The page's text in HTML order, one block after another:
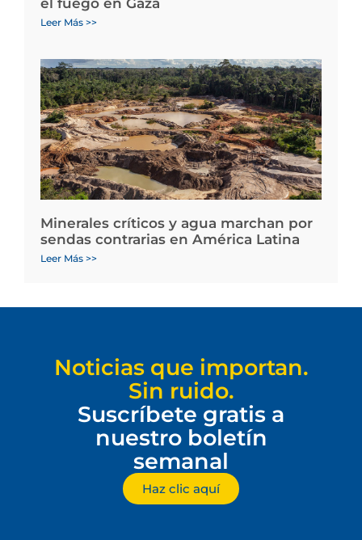
Leer Más >>
Minerales críticos y agua marchan por
sendas contrarias en América Latina
Leer Más >>
Noticias que importan.
Sin ruido.
Suscríbete gratis a
nuestro boletín
semanal
Haz clic aquí